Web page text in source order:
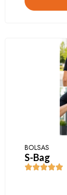
BOLSAS
S-Bag